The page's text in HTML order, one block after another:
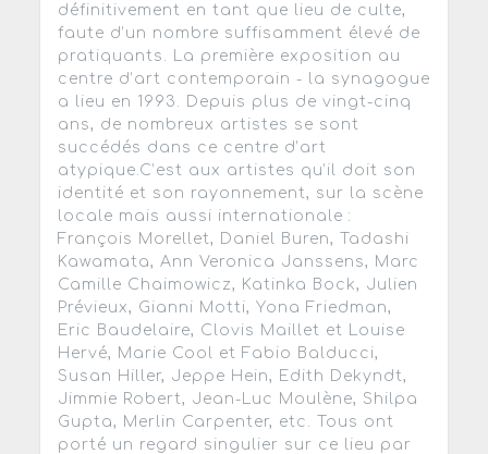
définitivement en tant que lieu de culte,
faute d’un nombre suffisamment élevé de
pratiquants. La première exposition au
centre d’art contemporain - la synagogue
a lieu en 1993. Depuis plus de vingt-cinq
ans, de nombreux artistes se sont
succédés dans ce centre d’art
atypique.C’est aux artistes qu’il doit son
identité et son rayonnement, sur la scène
locale mais aussi internationale :
François Morellet, Daniel Buren, Tadashi
Kawamata, Ann Veronica Janssens, Marc
Camille Chaimowicz, Katinka Bock, Julien
Prévieux, Gianni Motti, Yona Friedman,
Eric Baudelaire, Clovis Maillet et Louise
Hervé, Marie Cool et Fabio Balducci,
Susan Hiller, Jeppe Hein, Edith Dekyndt,
Jimmie Robert, Jean-Luc Moulène, Shilpa
Gupta, Merlin Carpenter, etc. Tous ont
porté un regard singulier sur ce lieu par